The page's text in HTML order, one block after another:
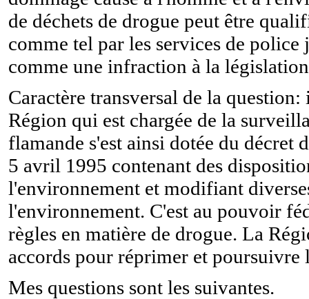
de déchets de drogue peut être
comme tel par les services de
comme une infraction à la
Caractère transversal de la
Région qui est chargée de la
flamande s'est ainsi dotée du
5 avril 1995 contenant des
l'environnement et modifiant
l'environnement. C'est au pouvoir
règles en matière de drogue. La
accords pour réprimer et poursuivre
Mes questions sont les suivantes.